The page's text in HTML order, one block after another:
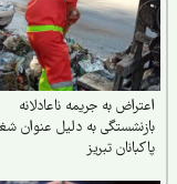
به جریمه ناعادلانه
به دلیل عنوان شغلی
تبریز